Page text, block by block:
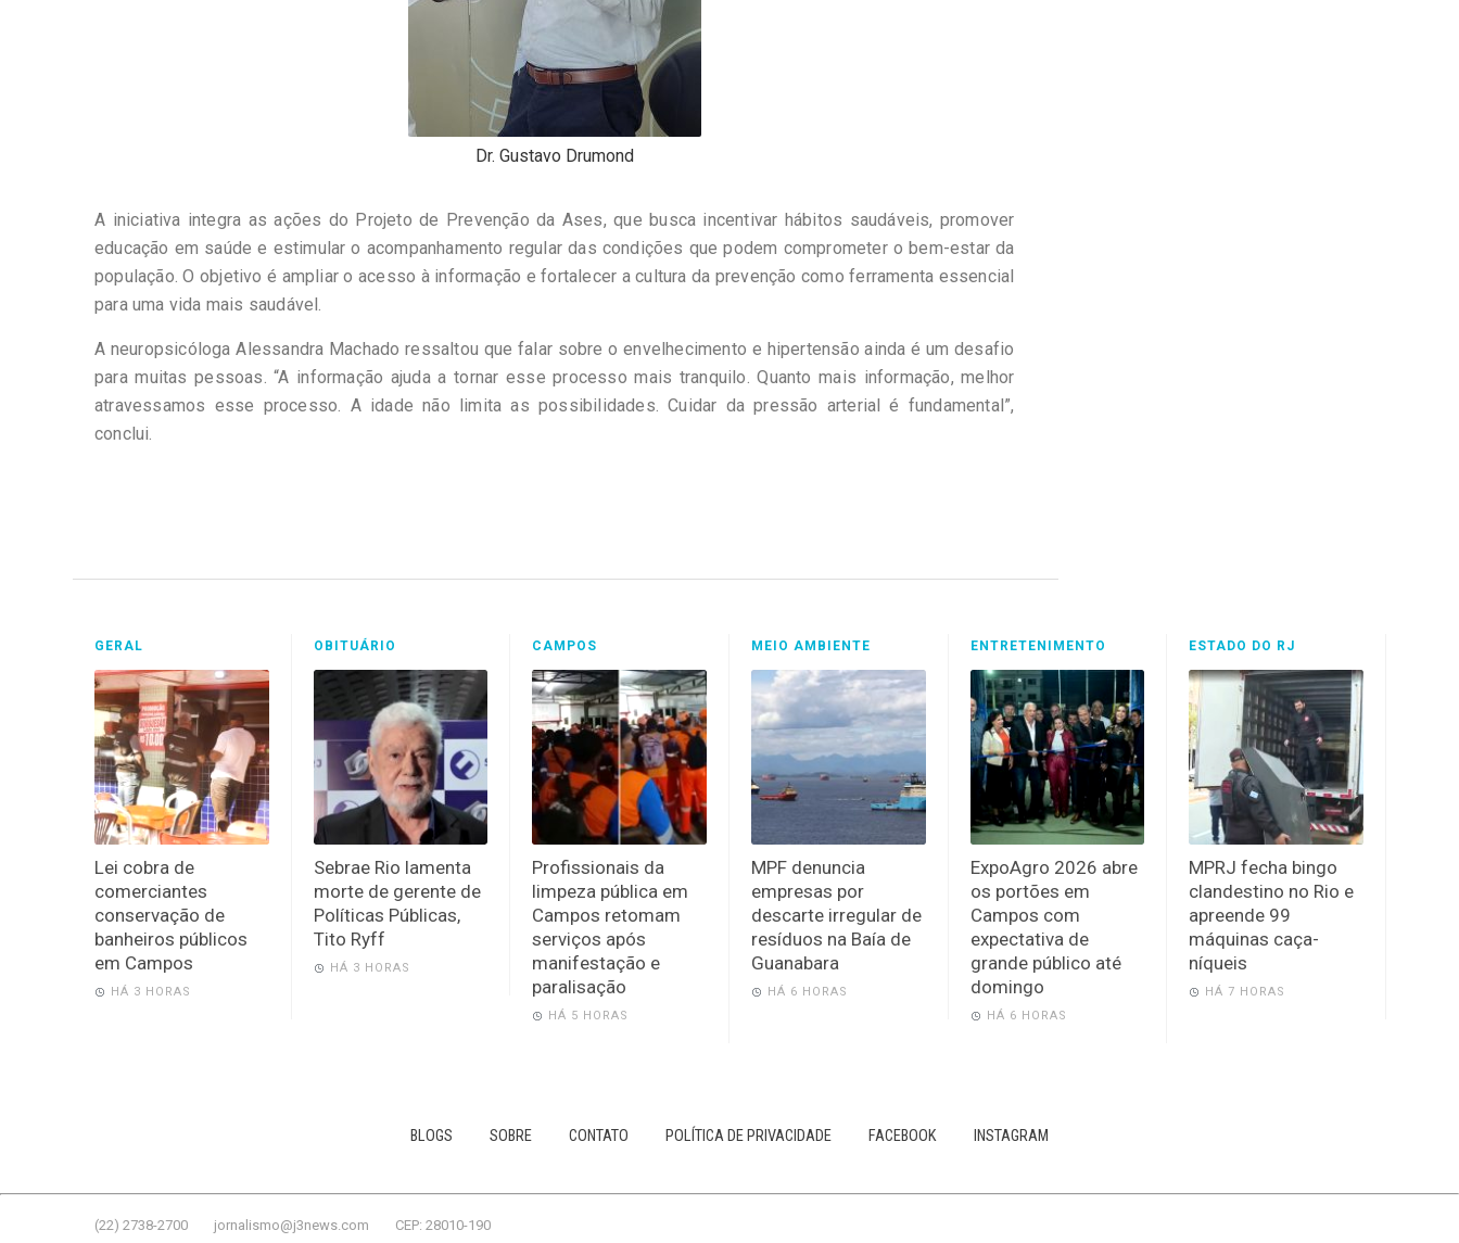
Dr. Gustavo Drumond
A iniciativa integra as ações do Projeto de Prevenção da Ases, que busca incentivar hábitos saudáveis, promover
educação em saúde e estimular o acompanhamento regular das condições que podem comprometer o bem-estar da
população. O objetivo é ampliar o acesso à informação e fortalecer a cultura da prevenção como ferramenta essencial
para uma vida mais saudável.
A neuropsicóloga Alessandra Machado ressaltou que falar sobre o envelhecimento e hipertensão ainda é um desafio
para muitas pessoas. “A informação ajuda a tornar esse processo mais tranquilo. Quanto mais informação, melhor
atravessamos esse processo. A idade não limita as possibilidades. Cuidar da pressão arterial é fundamental”,
conclui.
GERAL
Lei cobra de
comerciantes
conservação de
banheiros públicos
em Campos
HÁ 3 HORAS
OBITUÁRIO
Sebrae Rio lamenta
morte de gerente de
Políticas Públicas,
Tito Ryff
HÁ 3 HORAS
CAMPOS
Profissionais da
limpeza pública em
Campos retomam
serviços após
manifestação e
paralisação
HÁ 5 HORAS
MEIO AMBIENTE
MPF denuncia
empresas por
descarte irregular de
resíduos na Baía de
Guanabara
HÁ 6 HORAS
ENTRETENIMENTO
ExpoAgro 2026 abre
os portões em
Campos com
expectativa de
grande público até
domingo
HÁ 6 HORAS
ESTADO DO RJ
MPRJ fecha bingo
clandestino no Rio e
apreende 99
máquinas caça-
níqueis
HÁ 7 HORAS
BLOGS SOBRE CONTATO POLÍTICA DE PRIVACIDADE FACEBOOK INSTAGRAM
(22) 2738-2700 jornalismo@j3news.com CEP: 28010-190